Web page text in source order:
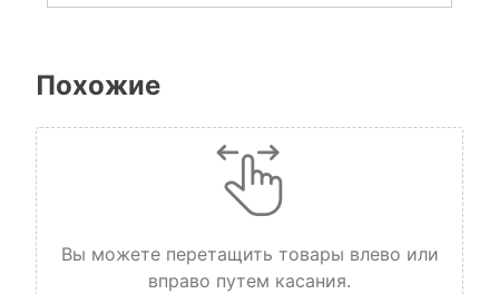
Похожие
Вы можете перетащить товары влево или
вправо путем касания.